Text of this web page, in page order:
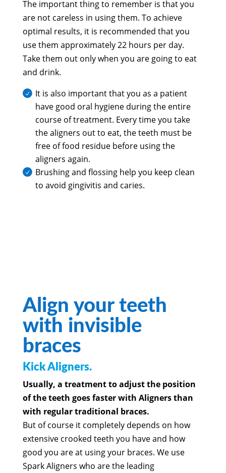
The important thing to remember is that you
are not careless in using them. To achieve
optimal results, it is recommended that you
use them approximately 22 hours per day.
Take them out only when you are going to eat
and drink.
It is also important that you as a patient
have good oral hygiene during the entire
course of treatment. Every time you take
the aligners out to eat, the teeth must be
free of food residue before using the
aligners again.
Brushing and flossing help you keep clean
to avoid gingivitis and caries.
Align your teeth
with invisible
braces
Kick Aligners.
Usually, a treatment to adjust the position
of the teeth goes faster with Aligners than
with regular traditional braces.
But of course it completely depends on how
extensive crooked teeth you have and how
good you are at using your braces. We use
Spark Aligners who are the leading